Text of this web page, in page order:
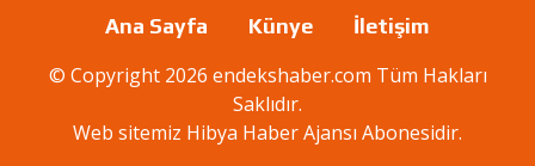
Ana Sayfa Künye İletişim
© Copyright 2026 endekshaber.com Tüm Hakları
Saklıdır.
Web sitemiz Hibya Haber Ajansı Abonesidir.